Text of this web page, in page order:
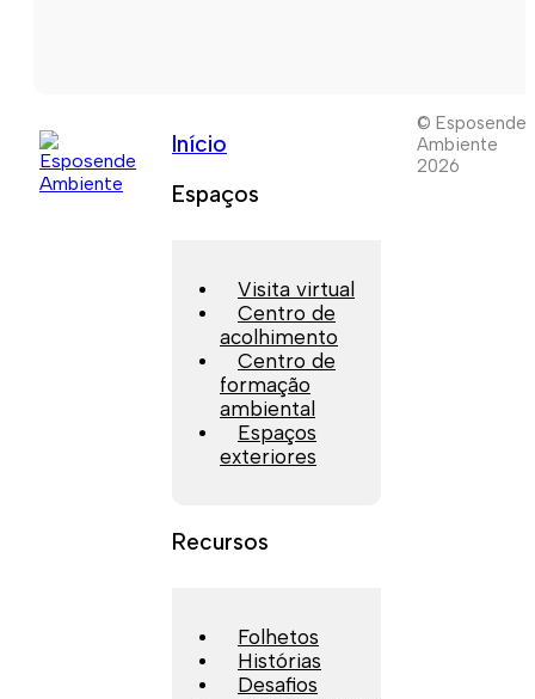
Início
Espaços
Visita virtual
Centro de
acolhimento
Centro de
formação
ambiental
Espaços
exteriores
Recursos
Folhetos
Histórias
Desafios
© Esposende
Ambiente
2026